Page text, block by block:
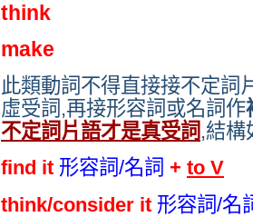
think
make
此類動詞不得直接接不定詞
虛受詞,再接形容詞或名詞作
不定詞片語才是真受詞 ,結構
find it 形容詞/名詞 + to V
think/consider it 形容詞/名